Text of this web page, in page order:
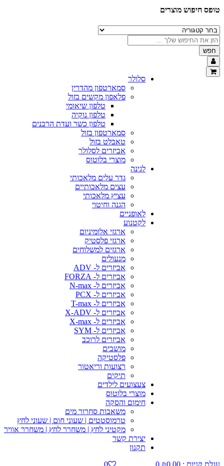
טופס חיפוש מוצרים
חפש
סלולר
סמארטפון מהדרין
פלאפון מקשים בזול
טלפון שיאומי
טלפון נוקיה
טלפון כשר ועדת הרבנים
סמארטפון בזול
טאבלט בזול
אביזרים לסלולר
מוצרי בלוטוס
לגינה
גדר עלים מלאכותי
עצים מלאכותיים
עציץ מלאכותי
הגנה וחיטוי
לאופניים
לקטנוע
ארגזי אלומיניום
ארגזי פלסטיק
ארגזים למשלוחים
מנעולים
אביזרים ל- ADV
אביזרים ל- FORZA
אביזרים ל- N-max
אביזרים ל- PCX
אביזרים ל- T-max
אביזרים ל- X-ADV
אביזרים ל- X-max
אביזרים ל- SYM
אביזרים לרוכב
מושבים
פלסטיקה
רצועות וריאטור
תיקים
צעצועים לילדים
מוצרי בלוטוס
חימום והסקה
משאבות סחרור מים
טרמוסטטים | שעוני חום | שעוני לחץ
מקטיני לחץ | משחרר לחץ | משחרר אוויר
יצירת קשר
תקנון
עגלת קניות :
₪0.00
0
0